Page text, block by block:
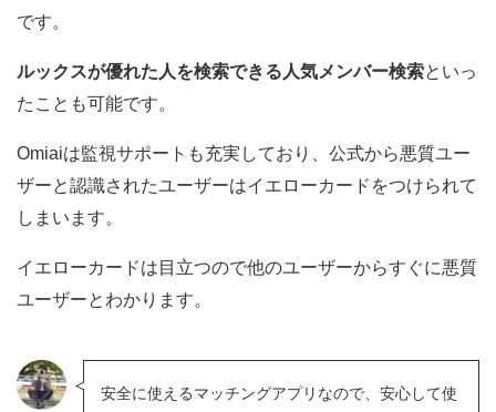
です。
ルックスが優れた人を検索できる人気メンバー検索といっ
たことも可能です。
Omiaiは監視サポートも充実しており、公式から悪質ユー
ザーと認識されたユーザーはイエローカードをつけられて
しまいます。
イエローカードは目立つので他のユーザーからすぐに悪質
ユーザーとわかります。
安全に使えるマッチングアプリなので、安心して使